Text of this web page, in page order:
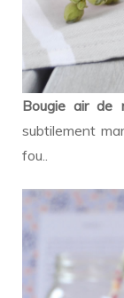
Bougie air de
subtilement
fou..